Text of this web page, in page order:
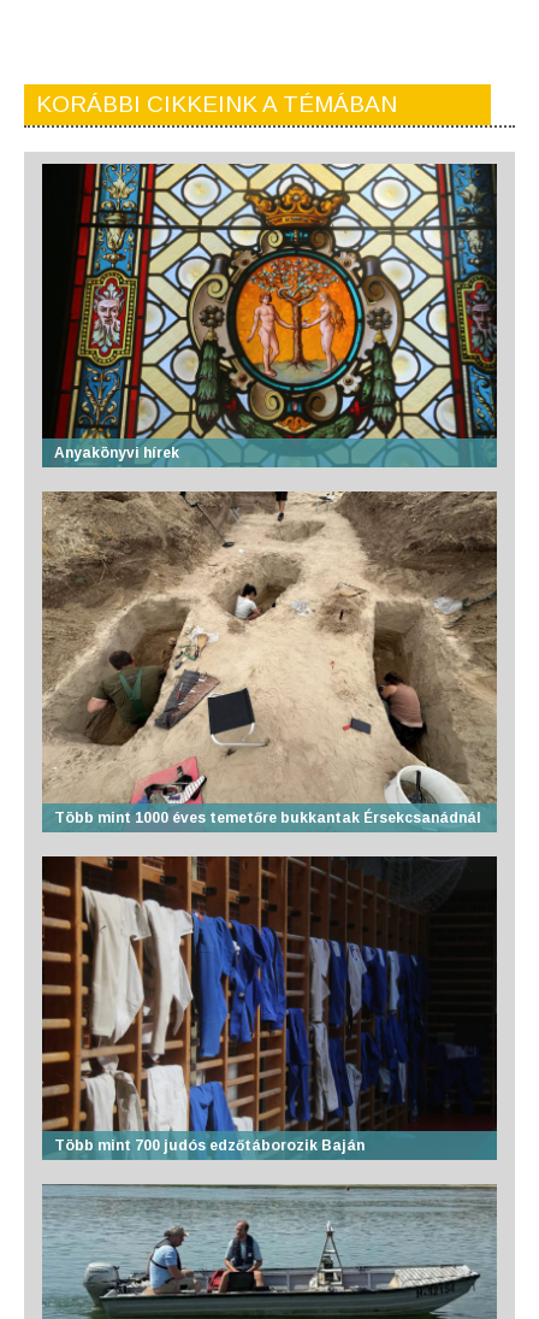
KORÁBBI CIKKEINK A TÉMÁBAN
Anyakönyvi hírek
Több mint 1000 éves temetőre bukkantak Érsekcsanádnál
Több mint 700 judós edzőtáborozik Baján